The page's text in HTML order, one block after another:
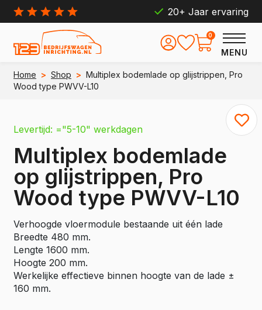
20+ Jaar ervaring
MENU
0
Home > Shop > Multiplex bodemlade op glijstrippen, Pro
Wood type PWVV-L10
Levertijd: ="5-10" werkdagen
Multiplex bodemlade
op glijstrippen, Pro
Wood type PWVV-L10
Verhoogde vloermodule bestaande uit één lade
Breedte 480 mm.
Lengte 1600 mm.
Hoogte 200 mm.
Werkelijke effectieve binnen hoogte van de lade ±
160 mm.